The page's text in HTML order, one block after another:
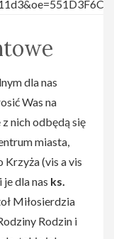
dla nas
Was na
nich odbędą się
miasta,
Krzyża (vis a vis
dla nas ks.
Miłosierdzia
Rodzin i